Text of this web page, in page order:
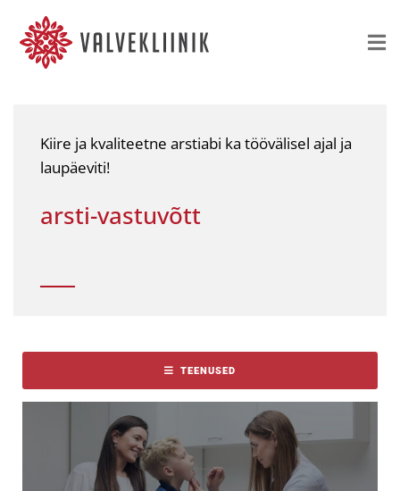
Kiire ja kvaliteetne arstiabi ka töövälisel ajal ja
laupäeviti!
arsti-vastuvõtt
TEENUSED